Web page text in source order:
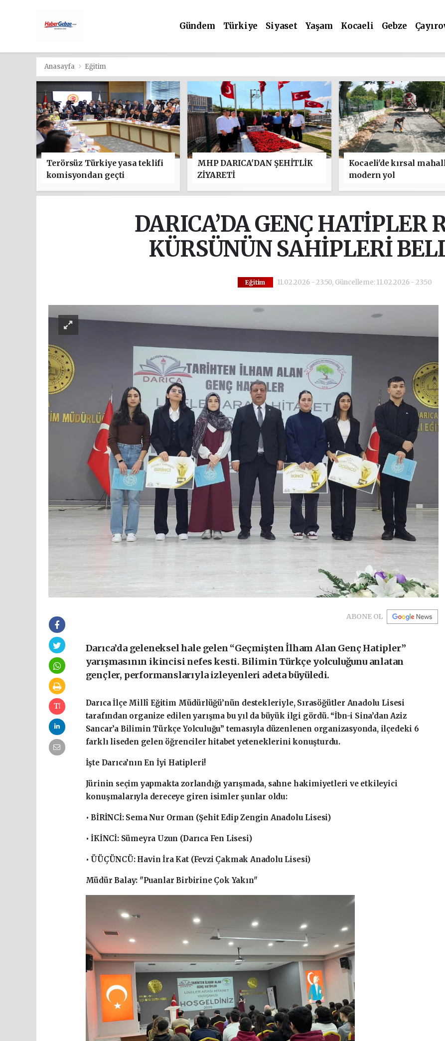
Gündem Türkiye Siyaset Yaşam Kocaeli Gebze
Anasayfa Eğitim
Terörsüz Türkiye yasa teklifi
komisyondan geçti
MHP DARICA'DAN ŞEHİTLİK
ZİYARETİ
Kocaeli'de kırsal
modern yol
DARICA’DA GENÇ HATİPLER
KÜRSÜNÜN SAHİPLERİ
Eğitim 11.02.2026 - 23:50, Güncelleme: 11.02.2026 - 23:50
ABONE OL
Darıca’da geleneksel hale gelen “Geçmişten İlham Alan Genç Hatipler”
yarışmasının ikincisi nefes kesti. Bilimin Türkçe yolculuğunu anlatan
gençler, performanslarıyla izleyenleri adeta büyüledi.
Darıca İlçe Millî Eğitim Müdürlüğü’nün destekleriyle, Sırasöğütler Anadolu Lisesi
tarafından organize edilen yarışma bu yıl da büyük ilgi gördü. “İbn-i Sina’dan Aziz
Sancar’a Bilimin Türkçe Yolculuğu” temasıyla düzenlenen organizasyonda, ilçedeki 6
farklı liseden gelen öğrenciler hitabet yeteneklerini konuşturdu.
İşte Darıca’nın En İyi Hatipleri!
Jürinin seçim yapmakta zorlandığı yarışmada, sahne hakimiyetleri ve etkileyici
konuşmalarıyla dereceye giren isimler şunlar oldu:
• BİRİNCİ: Sema Nur Orman (Şehit Edip Zengin Anadolu Lisesi)
• İKİNCİ: Sümeyra Uzun (Darıca Fen Lisesi)
• ÜÜÇÜNCÜ: Havin İra Kat (Fevzi Çakmak Anadolu Lisesi)
Müdür Balay: "Puanlar Birbirine Çok Yakın"